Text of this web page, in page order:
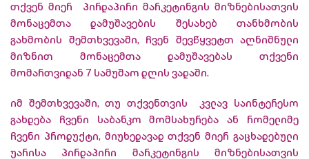
თქვენ მიერ პირდაპირი მარკეტინგის მიზნებისათვის
მონაცემთა დამუშავების შესახებ თანხმობის
გახმობის შემთხვევაში, ჩვენ შევწყვეტთ აღნიშნული
მიზნით მონაცემთა დამუშავებას თქვენი
მომართვიდან 7 სამუშაო დღის ვადაში.
იმ შემთხვევაში, თუ თქვენთვის კვლავ საინტერესო
გახდება ჩვენი საბანკო მომსახურება ან რომელიმე
ჩვენი პროდუქტი, მიუხედავად თქვენ მიერ გაცხადებული
უარისა პირდაპირი მარკეტინგის მიზნებისათვის